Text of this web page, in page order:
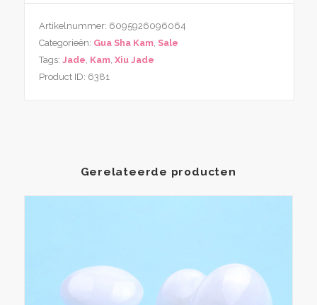
Xiu
Jade
aantal
Artikelnummer: 6095926096064
Categorieën: Gua Sha Kam, Sale
Tags: Jade Kam, Xiu Jade
Product ID: 6381
Gerelateerde producten